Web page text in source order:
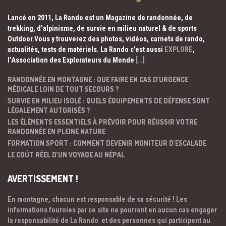
Lancé en 2011, La Rando est un Magazine de randonnée, de
trekking, d’alpinisme, de survie en milieu naturel & de sports
Outdoor.Vous y trouverez des photos, vidéos, carnets de rando,
actualités, tests de matériels. La Rando c’est aussi EXPLORE,
l’Association des Explorateurs du Monde […]
RANDONNÉE EN MONTAGNE : QUE FAIRE EN CAS D’URGENCE
MÉDICALE LOIN DE TOUT SECOURS ?
SURVIE EN MILIEU ISOLÉ : QUELS ÉQUIPEMENTS DE DÉFENSE SONT
LÉGALEMENT AUTORISÉS ?
LES ÉLÉMENTS ESSENTIELS À PRÉVOIR POUR RÉUSSIR VOTRE
RANDONNÉE EN PLEINE NATURE
FORMATION SPORT : COMMENT DEVENIR MONITEUR D’ESCALADE
LE COÛT RÉEL D’UN VOYAGE AU NÉPAL
AVERTISSEMENT !
En montagne, chacun est responsable de sa sécurité ! Les
informations fournies par ce site ne pourront en aucun cas engager
la responsabilité de La Rando et des personnes qui participent au